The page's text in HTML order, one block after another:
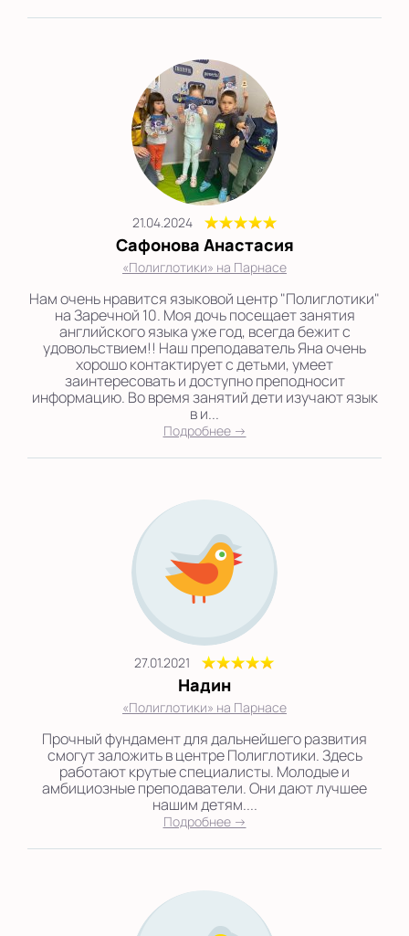
21.04.2024
Сафонова Анастасия
«Полиглотики» на Парнасе
Нам очень нравится языковой центр "Полиглотики"
на Заречной 10. Моя дочь посещает занятия
английского языка уже год, всегда бежит с
удовольствием!! Наш преподаватель Яна очень
хорошо контактирует с детьми, умеет
заинтересовать и доступно преподносит
информацию. Во время занятий дети изучают язык
в и...
Подробнее →
27.01.2021
Надин
«Полиглотики» на Парнасе
Прочный фундамент для дальнейшего развития
смогут заложить в центре Полиглотики. Здесь
работают крутые специалисты. Молодые и
амбициозные преподаватели. Они дают лучшее
нашим детям....
Подробнее →